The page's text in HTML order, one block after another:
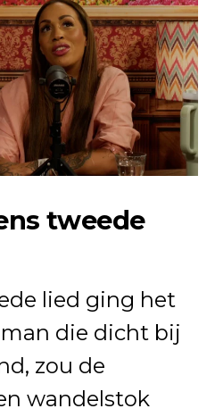
tweede
lied ging het
die dicht bij
zou de
wandelstok